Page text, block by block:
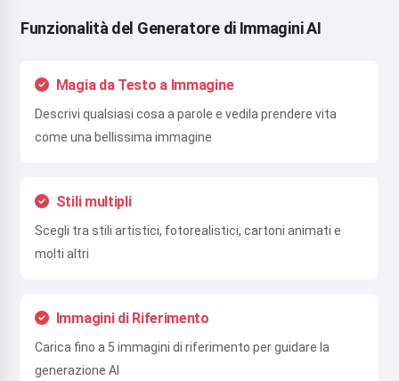
Funzionalità del Generatore di Immagini AI
Magia da Testo a Immagine
Descrivi qualsiasi cosa a parole e vedila prendere vita
come una bellissima immagine
Stili multipli
Scegli tra stili artistici, fotorealistici, cartoni animati e
molti altri
Immagini di Riferimento
Carica fino a 5 immagini di riferimento per guidare la
generazione AI